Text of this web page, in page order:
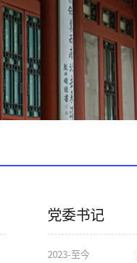
党委书记
2023-至今